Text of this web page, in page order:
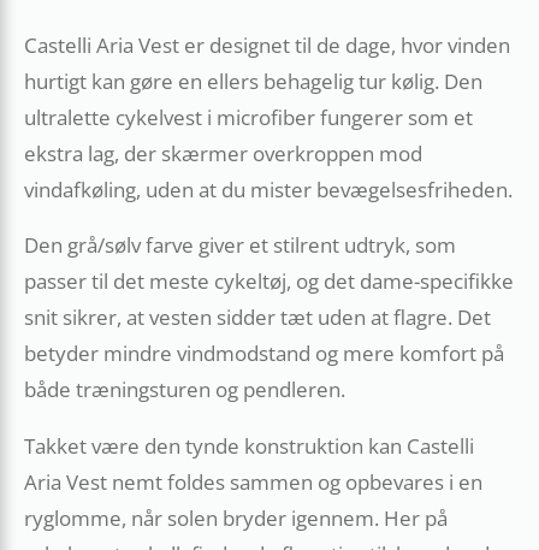
Castelli Aria Vest er designet til de dage, hvor vinden
hurtigt kan gøre en ellers behagelig tur kølig. Den
ultralette cykelvest i microfiber fungerer som et
ekstra lag, der skærmer overkroppen mod
vindafkøling, uden at du mister bevægelsesfriheden.
Den grå/sølv farve giver et stilrent udtryk, som
passer til det meste cykeltøj, og det dame-specifikke
snit sikrer, at vesten sidder tæt uden at flagre. Det
betyder mindre vindmodstand og mere komfort på
både træningsturen og pendleren.
Takket være den tynde konstruktion kan Castelli
Aria Vest nemt foldes sammen og opbevares i en
ryglomme, når solen bryder igennem. Her på